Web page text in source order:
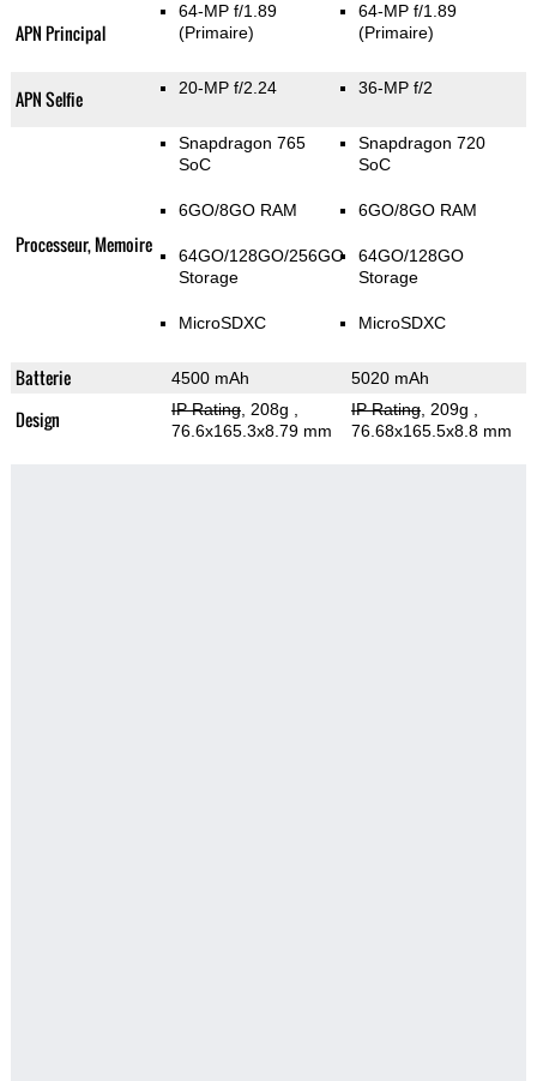
APN Principal
64-MP f/1.89
(Primaire)
64-MP f/1.89
(Primaire)
APN Selfie 20-MP f/2.24 36-MP f/2
Processeur, Memoire
Snapdragon 765
SoC
6GO/8GO RAM
64GO/128GO/256GO
Storage
MicroSDXC
Snapdragon 720
SoC
6GO/8GO RAM
64GO/128GO
Storage
MicroSDXC
Batterie 4500 mAh 5020 mAh
Design IP Rating, 208g
76.6x165.3x8.79 mm
IP Rating, 209g
76.68x165.5x8.8 mm